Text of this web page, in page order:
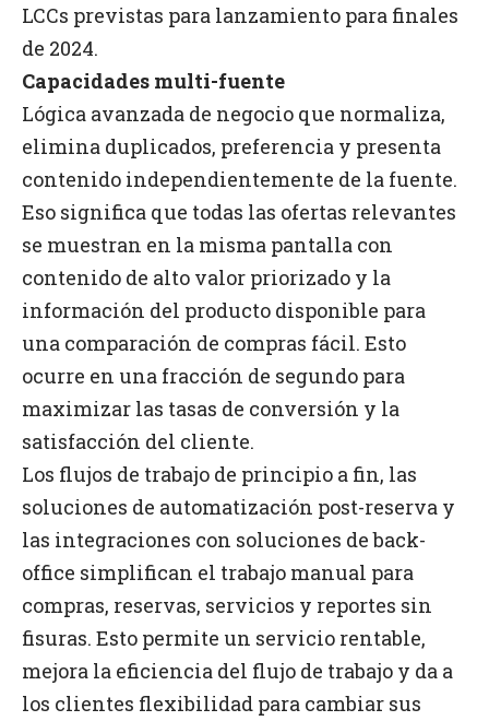
LCCs previstas para lanzamiento para finales
de 2024.
Capacidades multi-fuente
Lógica avanzada de negocio que normaliza,
elimina duplicados, preferencia y presenta
contenido independientemente de la fuente.
Eso significa que todas las ofertas relevantes
se muestran en la misma pantalla con
contenido de alto valor priorizado y la
información del producto disponible para
una comparación de compras fácil. Esto
ocurre en una fracción de segundo para
maximizar las tasas de conversión y la
satisfacción del cliente.
Los flujos de trabajo de principio a fin, las
soluciones de automatización post-reserva y
las integraciones con soluciones de back-
office simplifican el trabajo manual para
compras, reservas, servicios y reportes sin
fisuras. Esto permite un servicio rentable,
mejora la eficiencia del flujo de trabajo y da a
los clientes flexibilidad para cambiar sus